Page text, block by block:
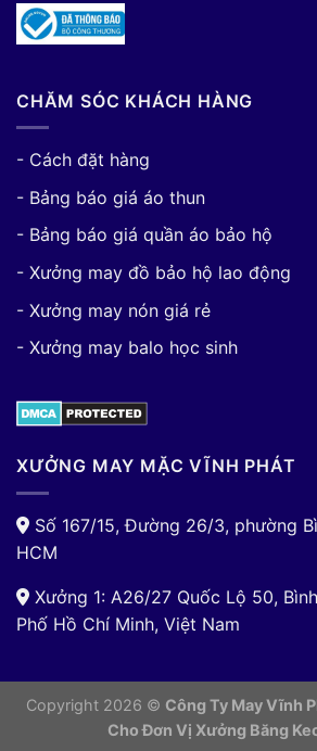
CHĂM SÓC KHÁCH HÀNG
- Cách đặt hàng
- Bảng báo giá áo thun
- Bảng báo giá quần áo bảo hộ
- Xưởng may đồ bảo hộ lao động
- Xưởng may nón giá rẻ
- Xưởng may balo học sinh
XƯỞNG MAY MẶC VĨNH PHÁT
Số 167/15, Đường 26/3, phường
HCM
Xưởng 1: A26/27 Quốc Lộ 50,
Phố Hồ Chí Minh, Việt Nam
Copyright 2026 © Công Ty May Vĩnh
Cho Đơn Vị Xưởng Băng